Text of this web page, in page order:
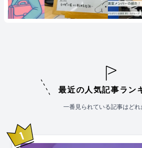
最近の人気記事ラン
一番見られている記事はどれ
1位